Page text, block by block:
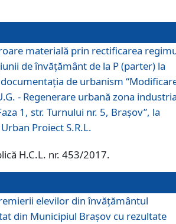
materială prin rectificarea
de învăţământ de la P (parter) la
documentaţia de urbanism
- Regenerare urbană zona
1, str. Turnului nr. 5, Braşov”, la
Proiect S.R.L.
H.C.L. nr. 453/2017.
elevilor din învățământul
din Municipiul Brașov cu rezultate